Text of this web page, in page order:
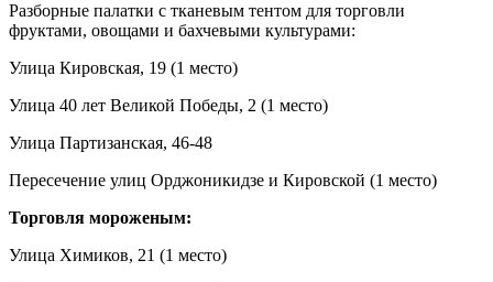
Разборные палатки с тканевым тентом для торговли
фруктами, овощами и бахчевыми культурами:
Улица Кировская, 19 (1 место)
Улица 40 лет Великой Победы, 2 (1 место)
Улица Партизанская, 46-48
Пересечение улиц Орджоникидзе и Кировской (1 место)
Торговля мороженым:
Улица Химиков, 21 (1 место)